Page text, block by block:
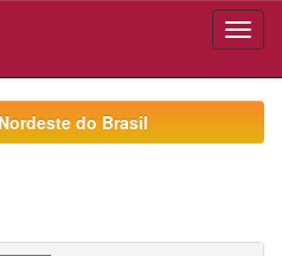
do Brasil